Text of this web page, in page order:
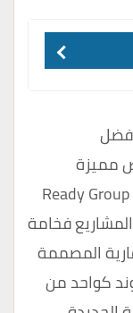
مميزة
ومختلفة، وتم تطويره من قبل شركة Ready Group
فخامة
المصممة
كواحد من